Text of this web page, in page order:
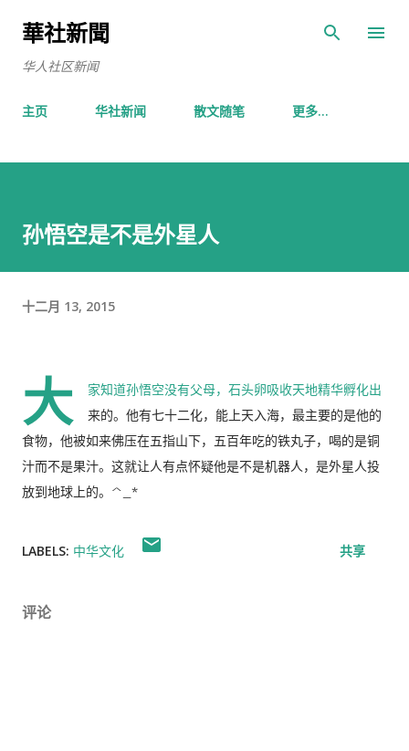
華社新聞
华人社区新闻
主页 华社新闻 散文随笔 更多…
孙悟空是不是外星人
十二月 13, 2015
大
家知道孙悟空没有父母，石头卵吸收天地精华孵化出
来的。他有七十二化，能上天入海，最主要的是他的
食物，他被如来佛压在五指山下，五百年吃的铁丸子，喝的是铜
汁而不是果汁。这就让人有点怀疑他是不是机器人，是外星人投
放到地球上的。^_*
LABELS: 中华文化 共享
评论